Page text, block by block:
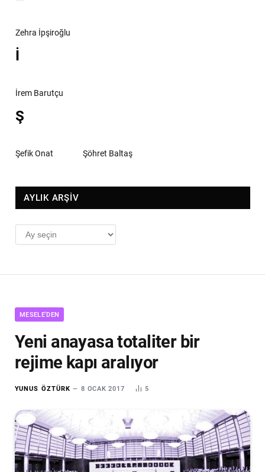
Zehra İpşiroğlu
İ
İrem Barutçu
Ş
Şefik Onat Şöhret Baltaş
AYLIK ARŞİV
AYLIK
ARŞİV
MESELE'DEN
Yeni anayasa totaliter bir
rejime kapı aralıyor
YUNUS ÖZTÜRK 8 OCAK 2017 5